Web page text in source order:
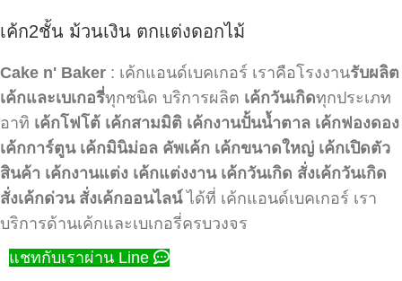
เค้ก2ชั้น ม้วนเงิน ตกแต่งดอกไม้
Cake n' Baker : เค้กแอนด์เบคเกอร์ เราคือโรงงานรับผลิต
เค้กและเบเกอรี่ทุกชนิด บริการผลิต เค้กวันเกิดทุกประเภท
อาทิ เค้กโฟโต้ เค้กสามมิติ เค้กงานปั้นน้ำตาล เค้กฟองดอง
เค้กการ์ตูน เค้กมินิม่อล คัพเค้ก เค้กขนาดใหญ่ เค้กเปิดตัว
สินค้า เค้กงานแต่ง เค้กแต่งงาน เค้กวันเกิด สั่งเค้กวันเกิด
สั่งเค้กด่วน สั่งเค้กออนไลน์ได้ที่ เค้กแอนด์เบคเกอร์ เรา
บริการด้านเค้กและเบเกอรี่ครบวงจร
แชทกับเราผ่าน Line